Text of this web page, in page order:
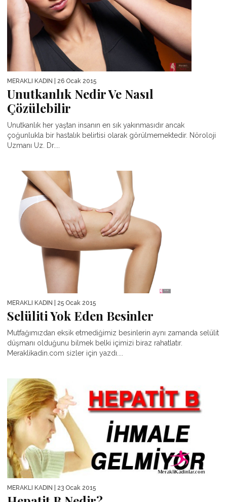
MERAKLI KADIN | 26 Ocak 2015
Unutkanlık Nedir Ve Nasıl
Çözülebilir
Unutkanlık her yaştan insanın en sık yakınmasıdır ancak
çoğunlukla bir hastalık belirtisi olarak görülmemektedir. Nöroloji
Uzmanı Uz. Dr....
MERAKLI KADIN | 25 Ocak 2015
Selüliti Yok Eden Besinler
Mutfağımızdan eksik etmediğimiz besinlerin aynı zamanda selülit
düşmanı olduğunu bilmek belki içimizi biraz rahatlatır.
Meraklikadin.com sizler için yazdı....
MERAKLI KADIN | 23 Ocak 2015